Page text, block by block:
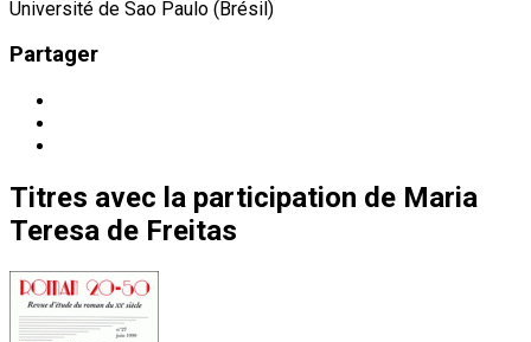
Université de Sao Paulo (Brésil)
Partager
Titres avec la participation de Maria
Teresa de Freitas